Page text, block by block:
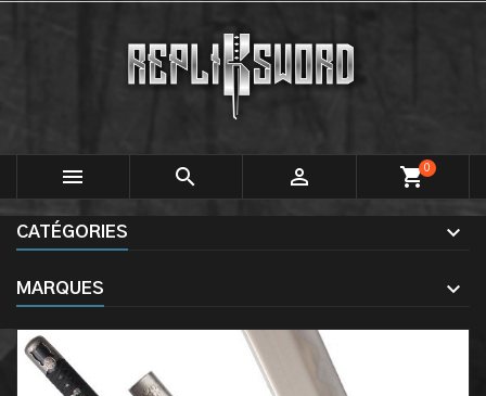
   shopping_cart0
CATÉGORIES
MARQUES